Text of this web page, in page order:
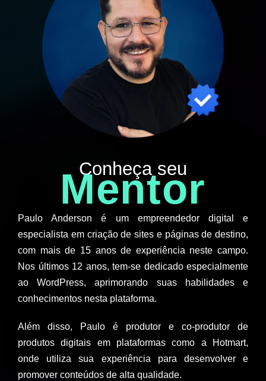
Conheça seu
Mentor
Paulo Anderson é um empreendedor digital e
especialista em criação de sites e páginas de destino,
com mais de 15 anos de experiência neste campo.
Nos últimos 12 anos, tem-se dedicado especialmente
ao WordPress, aprimorando suas habilidades e
conhecimentos nesta plataforma.
Além disso, Paulo é produtor e co-produtor de
produtos digitais em plataformas como a Hotmart,
onde utiliza sua experiência para desenvolver e
promover conteúdos de alta qualidade.